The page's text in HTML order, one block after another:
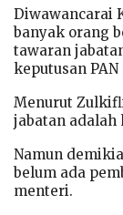
Diwawancarai
banyak orang
tawaran
keputusan
Menurut
jabatan adalah
Namun
belum ada
menteri.